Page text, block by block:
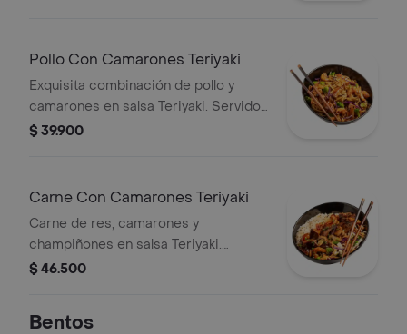
Pollo Con Camarones Teriyaki
Exquisita combinación de pollo y
camarones en salsa Teriyaki. Servidos
con arroz o pasta y vegetales, brócoli,
$ 39.900
Carne Con Camarones Teriyaki
Carne de res, camarones y
champiñones en salsa Teriyaki.
Servidos con arroz blanco, japonés o
$ 46.500
Bentos